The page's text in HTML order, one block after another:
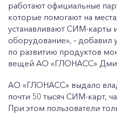
работают официальные
которые помогают на
устанавливают СИМ-карты
оборудование», –
по развитию продуктов
вещей АО «ГЛОНАСС»
АО «ГЛОНАСС» выдало
почти 50 тысяч СИМ-карт,
При этом пользователи